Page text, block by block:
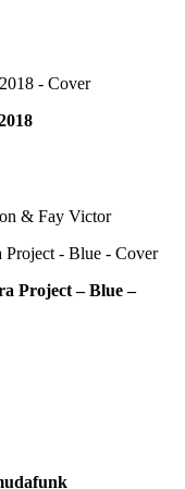
& Fay Victor
Project – Blue –